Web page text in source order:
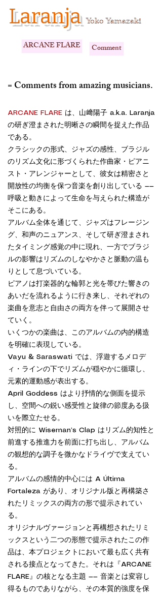
Laranja Yoko Yamazaki
ARCANE FLARE Comment
= Comments from amazing musicians.
ARCANE FLARE は、山﨑陽子 a.k.a. Laranja
の研ぎ澄まされた明晰さの瞬間を捉えた作品
である。
クラシックの形式、ジャズの感性、ブラジル
のリズム文化に形づくられた作曲家・ピアニ
スト・アレンジャーとして、彼女は精密さと
開放性の均衡を保つ音楽を創り出している ——
呼吸と動きによって生命を与えられた構造が
そこにある。
アルバム全体を通じて、ジャズはフレージン
グ、和声のニュアンス、そして研ぎ澄まされ
たタイミング感覚の中に現れ、一方でブラジ
ルの影響はリズムのしなやかさと脈動の温も
りとして息づいている。
ピアノは打楽器的な輪郭と光を帯びた響きの
あいだを流れるように行き来し、それぞれの
楽曲を意志と自由さの両方を伴って展開させ
ていく。
いくつかの楽曲は、このアルバムの内的構造
を明確に表現している。
Vayu & Saraswati では、浮遊するメロデ
ィ・ラインの下でリズムが穏やかに循環し、
元素的運動感が表出する。
April Goddess はより抒情的な側面を提示
し、空間への鋭い感受性と旋律の節度ある扱
いを際立たせる。
対照的に Wiseman’s Clap はリズム的知性と
前進する推進力を前面に打ち出し、アルバム
の観想的な調子を微かなドライヴで支えてい
る。
アルバムの感情的中心には A Última
Fortaleza があり、オリジナル版と再構築さ
れたリミックスの両方の形で提示されてい
る。
オリジナルヴァージョンと再構想されたリミ
ックスという二つの形態で提示されたこの作
品は、本プロジェクトにおいて最も広く共有
される接点となってきた。それは『ARCANE
FLARE』の核となる主題 —— 音楽とは変容し
得るものでありながら、その本質的強度を保